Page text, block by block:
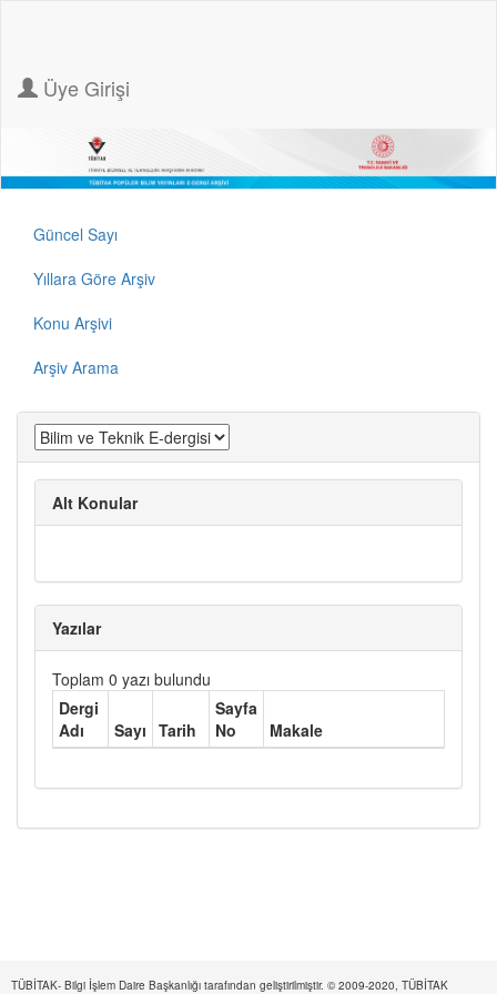
Üye Girişi
Güncel Sayı
Yıllara Göre Arşiv
Konu Arşivi
Arşiv Arama
Alt Konular
Yazılar
Toplam 0 yazı bulundu
Dergi
Adı
Sayı Tarih
Sayfa
No
Makale
TÜBİTAK- Bilgi İşlem Daire Başkanlığı tarafından geliştirilmiştir. © 2009-2020, TÜBİTAK